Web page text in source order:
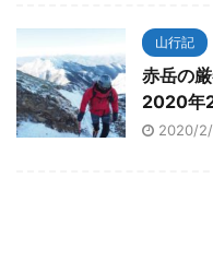
山行記
赤岳の
2020年
2020/